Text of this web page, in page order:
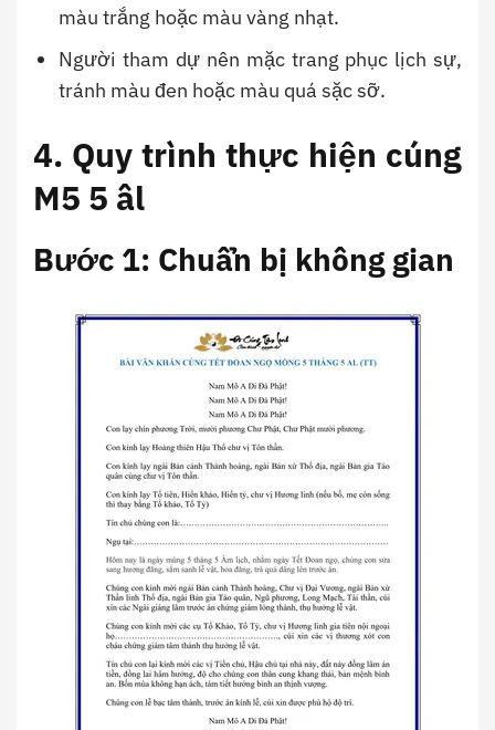
màu trắng hoặc màu vàng nhạt.
Người tham dự nên mặc trang phục lịch sự,
tránh màu đen hoặc màu quá sặc sỡ.
4. Quy trình thực hiện cúng
M5 5 âl
Bước 1: Chuẩn bị không gian